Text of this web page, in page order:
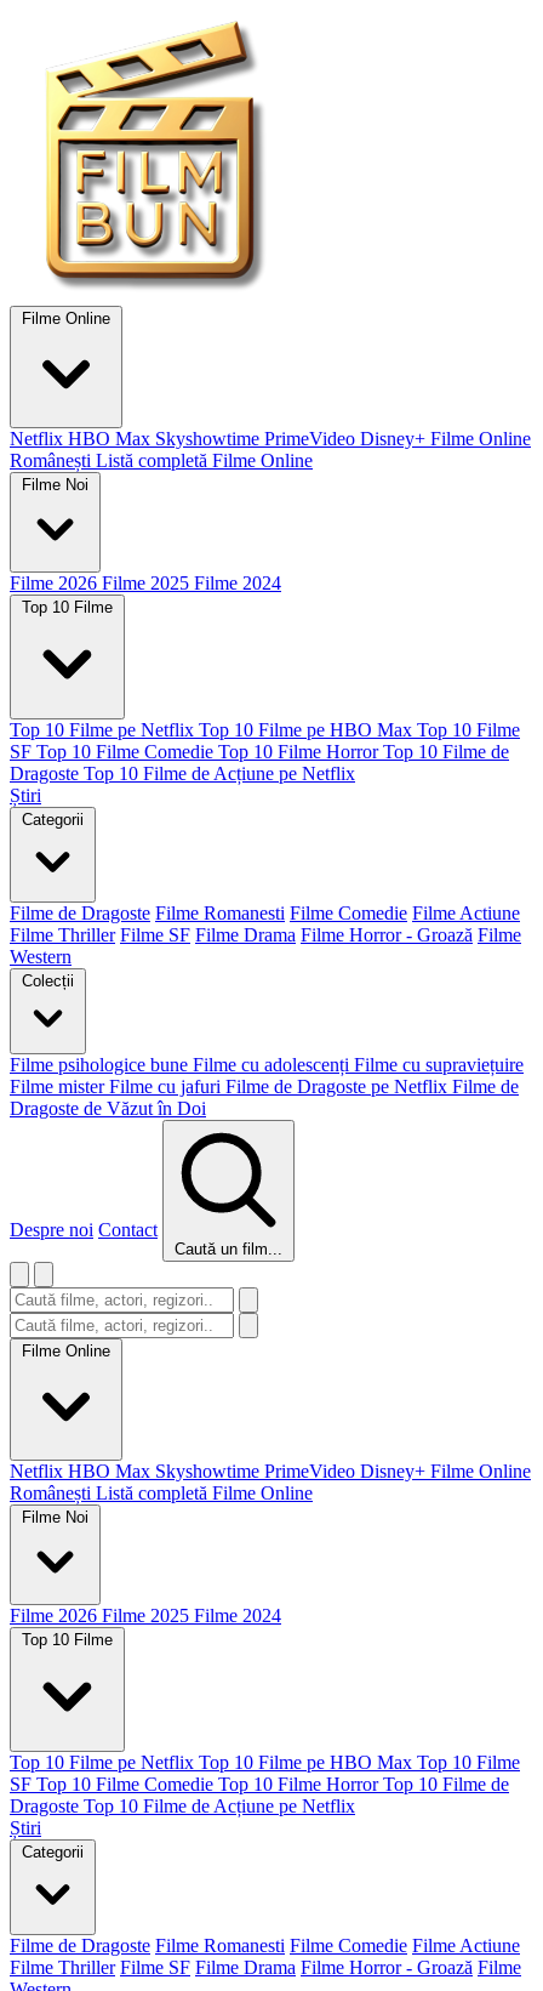
Filme Online
Netflix HBO Max Skyshowtime PrimeVideo Disney+ Filme Online
Românești Listă completă Filme Online
Filme Noi
Filme 2026 Filme 2025 Filme 2024
Top 10 Filme
Top 10 Filme pe Netflix Top 10 Filme pe HBO Max Top 10 Filme
SF Top 10 Filme Comedie Top 10 Filme Horror Top 10 Filme de
Dragoste Top 10 Filme de Acțiune pe Netflix
Știri
Categorii
Filme de Dragoste Filme Romanesti Filme Comedie Filme Actiune
Filme Thriller Filme SF Filme Drama Filme Horror - Groază Filme
Western
Colecții
Filme psihologice bune Filme cu adolescenți Filme cu supraviețuire
Filme mister Filme cu jafuri Filme de Dragoste pe Netflix Filme de
Dragoste de Văzut în Doi
Despre noi Contact
Caută un film...
Filme Online
Netflix HBO Max Skyshowtime PrimeVideo Disney+ Filme Online
Românești Listă completă Filme Online
Filme Noi
Filme 2026 Filme 2025 Filme 2024
Top 10 Filme
Top 10 Filme pe Netflix Top 10 Filme pe HBO Max Top 10 Filme
SF Top 10 Filme Comedie Top 10 Filme Horror Top 10 Filme de
Dragoste Top 10 Filme de Acțiune pe Netflix
Știri
Categorii
Filme de Dragoste Filme Romanesti Filme Comedie Filme Actiune
Filme Thriller Filme SF Filme Drama Filme Horror - Groază Filme